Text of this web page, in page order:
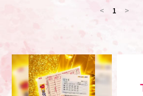
< 1 >